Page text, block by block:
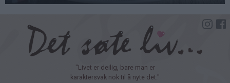
"Livet er deilig, bare man er
karaktersvak nok til å nyte det."